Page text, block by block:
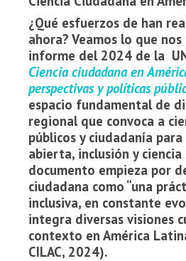
¿Qué esfuerzos de han
ahora? Veamos lo que
informe del 2024 de la
Ciencia ciudadana en
perspectivas y políticas
espacio fundamental de
regional que convoca a
públicos y ciudadanía
abierta, inclusión y ciencia
documento empieza por
ciudadana como “una
inclusiva, en constante
integra diversas visiones
contexto en América
CILAC, 2024).